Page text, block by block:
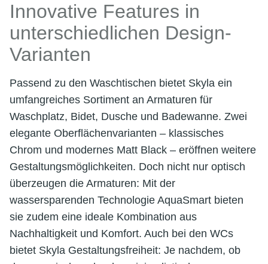
Innovative Features in
unterschiedlichen Design-
Varianten
Passend zu den Waschtischen bietet Skyla ein
umfangreiches Sortiment an Armaturen für
Waschplatz, Bidet, Dusche und Badewanne. Zwei
elegante Oberflächenvarianten – klassisches
Chrom und modernes Matt Black – eröffnen weitere
Gestaltungsmöglichkeiten. Doch nicht nur optisch
überzeugen die Armaturen: Mit der
wassersparenden Technologie AquaSmart bieten
sie zudem eine ideale Kombination aus
Nachhaltigkeit und Komfort. Auch bei den WCs
bietet Skyla Gestaltungsfreiheit: Je nachdem, ob